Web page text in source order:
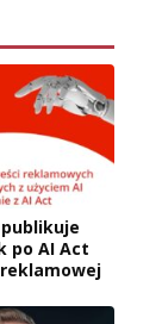
po AI Act